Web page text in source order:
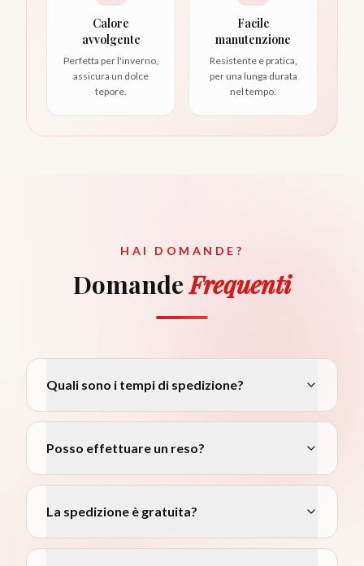
Calore
avvolgente
Perfetta per l'inverno,
assicura un dolce
tepore.
Facile
manutenzione
Resistente e pratica,
per una lunga durata
nel tempo.
HAI DOMANDE?
DomandeFrequenti
Quali sono i tempi di spedizione?
Posso effettuare un reso?
La spedizione è gratuita?